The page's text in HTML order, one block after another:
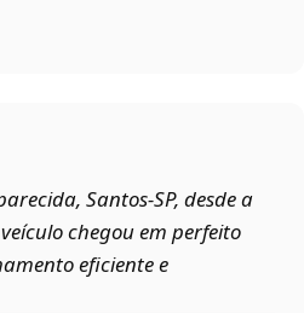
Santos‑SP, desde a
chegou em perfeito
eficiente e